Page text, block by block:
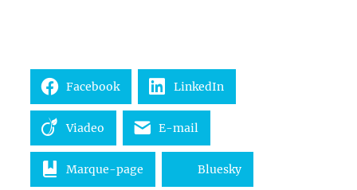
Facebook LinkedIn
Viadeo E-mail
Marque-page Bluesky